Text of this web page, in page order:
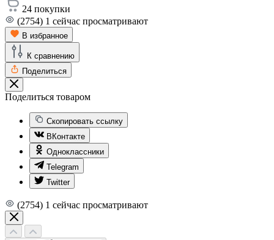
24 покупки
(2754) 1 сейчас просматривают
В избранное
К сравнению
Поделиться
Поделиться товаром
Скопировать ссылку
ВКонтакте
Одноклассники
Telegram
Twitter
(2754) 1 сейчас просматривают